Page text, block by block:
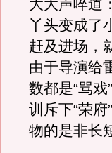
大大声啐道
丫头变成了
赶及进场，
由于导演给
数都是“骂
训斥下“荣
物的是非长